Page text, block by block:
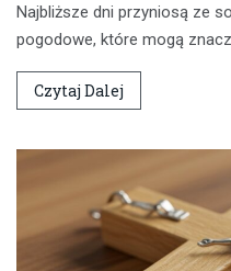
Najbliższe dni przyniosą ze
pogodowe, które mogą
Czytaj Dalej